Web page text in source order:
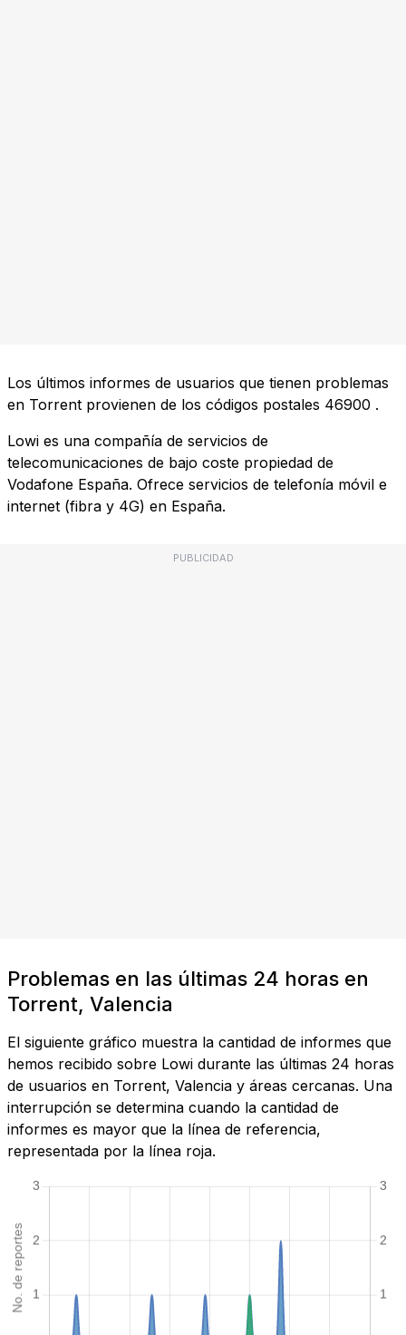
Los últimos informes de usuarios que tienen problemas
en Torrent provienen de los códigos postales 46900 .
Lowi es una compañía de servicios de
telecomunicaciones de bajo coste propiedad de
Vodafone España. Ofrece servicios de telefonía móvil e
internet (fibra y 4G) en España.
PUBLICIDAD
Problemas en las últimas 24 horas en
Torrent, Valencia
El siguiente gráfico muestra la cantidad de informes que
hemos recibido sobre Lowi durante las últimas 24 horas
de usuarios en Torrent, Valencia y áreas cercanas. Una
interrupción se determina cuando la cantidad de
informes es mayor que la línea de referencia,
representada por la línea roja.